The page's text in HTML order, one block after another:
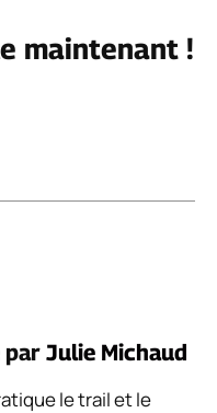
maintenant !
par Julie Michaud
le trail et le